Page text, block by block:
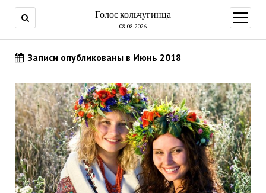
Голос кольчугинца
08.08.2026
меню
Записи опубликованы в Июнь 2018